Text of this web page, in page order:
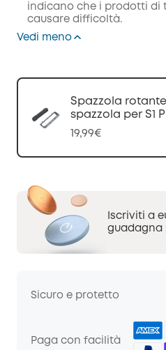
indicano che i prodotti di
causare difficoltà.
Vedi meno
Spazzola
spazzola per S1
19,99€
Iscriviti a
guadagna
Sicuro e protetto
Paga con facilità